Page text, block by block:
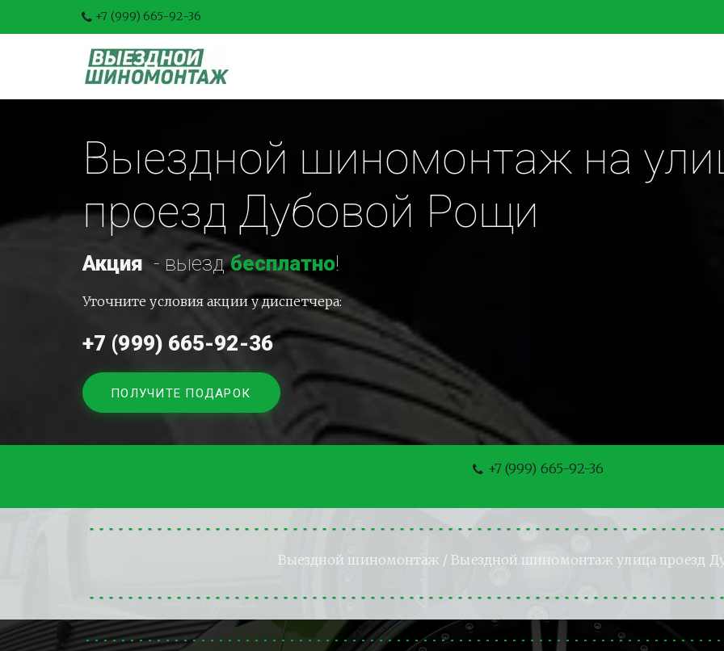
+7 (999) 665-92-36
Выездной шиномонтаж на
проезд Дубовой Рощи
Акция - выезд бесплатно!
Уточните условия акции у диспетчера:
+7 (999) 665-92-36
ПОЛУЧИТЕ ПОДАРОК
+7 (999) 665-92-36
Выездной шиномонтаж / Выездной шиномонтаж улица проезд